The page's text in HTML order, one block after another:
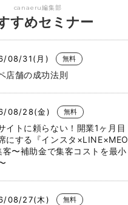
canaeru編集部
すめセミナー
08/31(月) 無料
店舗の成功法則
08/28(金) 無料
イトに頼らない！開業1ヶ月目
にする『インスタ×LINE×MEO
客〜補助金で集客コストを最小
08/27(木) 無料